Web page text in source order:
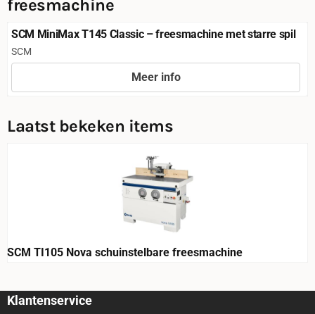
freesmachine
SCM MiniMax T145 Classic – freesmachine met starre spil
Merk:
SCM
Meer info
Laatst bekeken items
SCM TI105 Nova schuinstelbare freesmachine
Klantenservice